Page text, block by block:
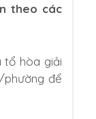
theo các
tổ hòa giải
để